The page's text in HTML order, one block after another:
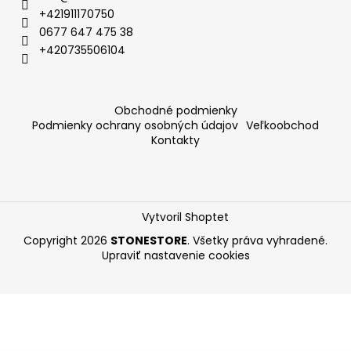
+421911170750
0677 647 475 38
+420735506104
Obchodné podmienky
Podmienky ochrany osobných údajov Veľkoobchod
Kontakty
Vytvoril Shoptet
Copyright 2026 STONESTORE. Všetky práva vyhradené.
Upraviť nastavenie cookies